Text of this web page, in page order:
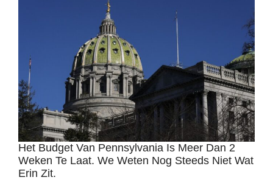
Het Budget Van Pennsylvania Is Meer Dan 2
Weken Te Laat. We Weten Nog Steeds Niet Wat
Erin Zit.